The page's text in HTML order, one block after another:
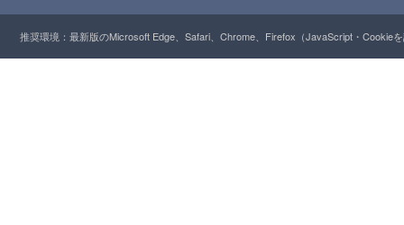
推奨環境：最新版のMicrosoft Edge、Safari、Chrome、Firefox（JavaScript・Cookie